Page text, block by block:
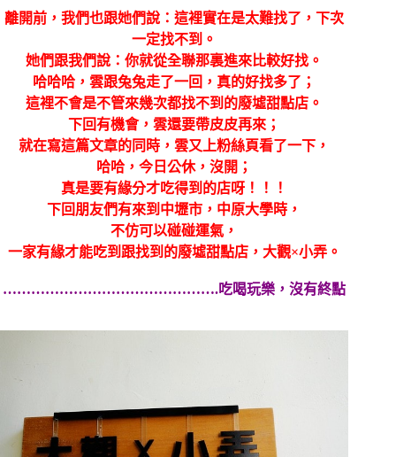
離開前，我們也跟她們說：這裡實在是太難找了，下次
一定找不到。
她們跟我們說：你就從全聯那裏進來比較好找。
哈哈哈，雲跟兔兔走了一回，真的好找多了；
這裡不會是不管來幾次都找不到的廢墟甜點店。
下回有機會，雲還要帶皮皮再來；
就在寫這篇文章的同時，雲又上粉絲頁看了一下，
哈哈，今日公休，沒開；
真是要有緣分才吃得到的店呀！！！
下回朋友們有來到中壢市，中原大學時，
不仿可以碰碰運氣，
一家有緣才能吃到跟找到的廢墟甜點店，大觀×小弄。
……………………………………….吃喝玩樂，沒有終點